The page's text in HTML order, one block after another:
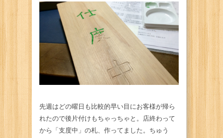
先週はどの曜日も比較的早い目にお客様が帰ら
れたので後片付けもちゃっちゃと。店終わって
から「支度中」の札、作ってました。ちゅう